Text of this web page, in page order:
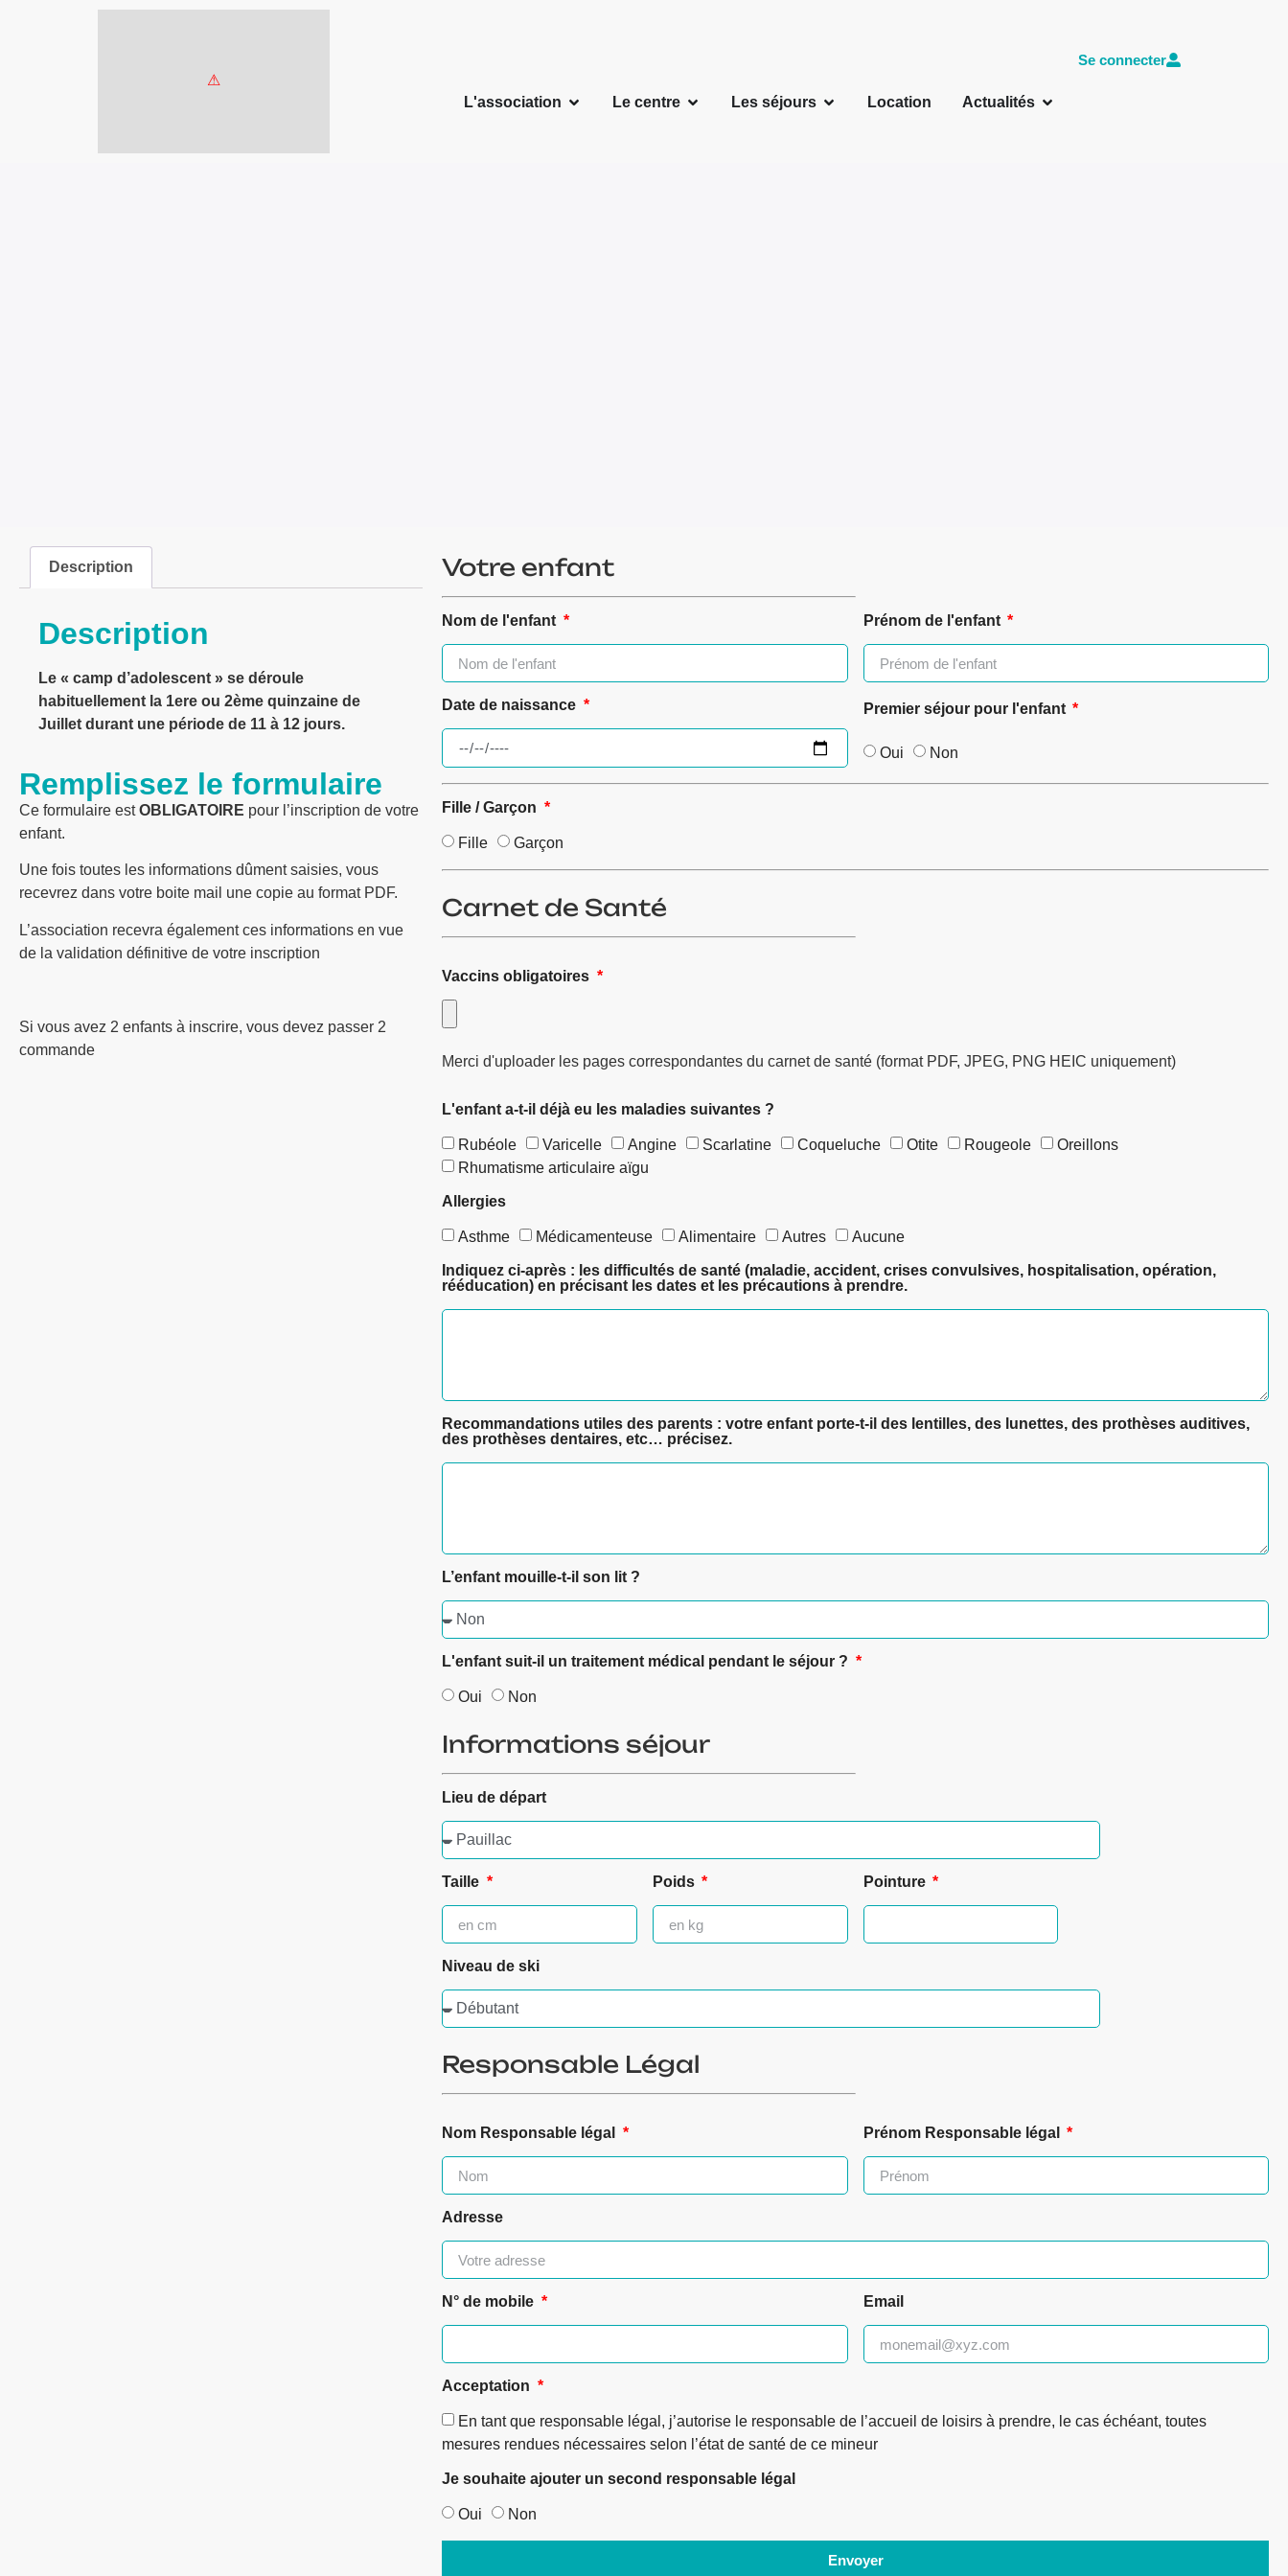
Se connecter
L'association Le centre Les séjours Location Actualités
Description
Description
Le « camp d’adolescent » se déroule
habituellement la 1ere ou 2ème quinzaine de
Juillet durant une période de 11 à 12 jours.
Remplissez le formulaire
Ce formulaire estOBLIGATOIRE pour l’inscription de votre
enfant.
Une fois toutes les informations dûment saisies, vous
recevrez dans votre boite mail une copie au format PDF.
L’association recevra également ces informations en vue
de la validation définitive de votre inscription
Si vous avez 2 enfants à inscrire, vous devez passer 2
commande
Votre enfant
Nom de l'enfant Prénom de l'enfant
Date de naissance Premier séjour pour l'enfant
Oui Non
Fille / Garçon
Fille Garçon
Carnet de Santé
Vaccins obligatoires
Merci d'uploader les pages correspondantes du carnet de santé (format PDF, JPEG, PNG HEIC uniquement)
L'enfant a-t-il déjà eu les maladies suivantes ?
Rubéole Varicelle Angine Scarlatine Coqueluche Otite Rougeole
Oreillons
Rhumatisme articulaire aïgu
Allergies
Asthme Médicamenteuse Alimentaire Autres Aucune
Indiquez ci-après : les difficultés de santé (maladie, accident, crises convulsives, hospitalisation, opération,
rééducation) en précisant les dates et les précautions à prendre.
Recommandations utiles des parents : votre enfant porte-t-il des lentilles, des lunettes, des prothèses auditives,
des prothèses dentaires, etc… précisez.
L’enfant mouille-t-il son lit ?
L'enfant suit-il un traitement médical pendant le séjour ?
Oui Non
Informations séjour
Lieu de départ
Taille Poids Pointure
Niveau de ski
Responsable Légal
Nom Responsable légal Prénom Responsable légal
Adresse
N° de mobile Email
Acceptation
En tant que responsable légal, j’autorise le responsable de l’accueil de loisirs à prendre, le cas échéant, toutes
mesures rendues nécessaires selon l’état de santé de ce mineur
Je souhaite ajouter un second responsable légal
Oui Non
Envoyer